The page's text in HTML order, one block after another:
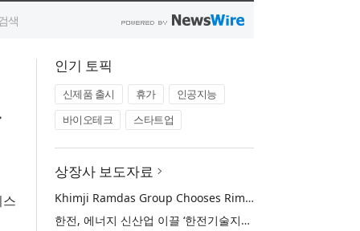
인기 토픽
신제품 출시 휴가
인공지능
바이오테크
스타트업
상장사 보도자료
Khimji Ramdas Group Chooses Rimini Street to Reduce SAP Support Costs, Protect 700+ Customizations and Reinvest Savings in Innovation
한전, 에너지 신산업 이끌 ‘한전기술지주’ 공식 출범